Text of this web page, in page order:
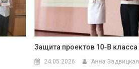
Защита проектов 10-В класса
24.05.2026 Анна Задвицкая